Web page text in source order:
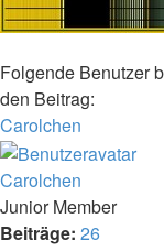
Folgende Benutzer
den Beitrag:
Carolchen
Nach
oben
Carolchen
Junior Member
Beiträge: 26